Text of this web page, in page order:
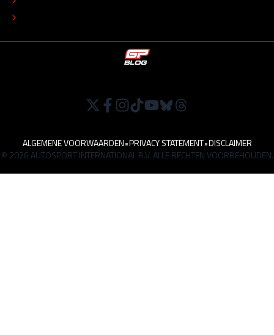
ALGEMENE VOORWAARDEN•PRIVACY STATEMENT•DISCLAIMER
© 2026 AUTOSPORT INTERNATIONAL B.V. ALLE RECHTEN VOORBEHOUDEN.